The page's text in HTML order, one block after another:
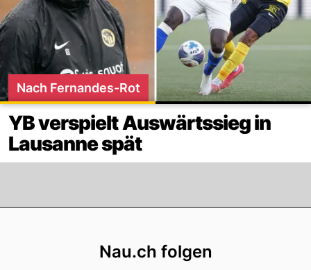
Nach Fernandes-Rot
YB verspielt Auswärtssieg in
Lausanne spät
Nau.ch folgen